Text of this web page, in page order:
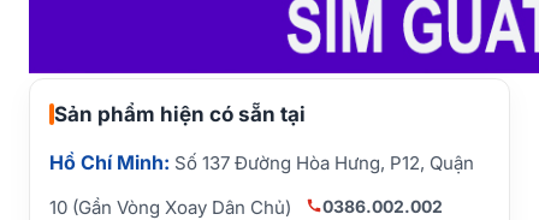
Sản phẩm hiện có sẵn tại
Hồ Chí Minh: Số 137 Đường Hòa Hưng, P12, Quận
10 (Gần Vòng Xoay Dân Chủ)
0386.002.002